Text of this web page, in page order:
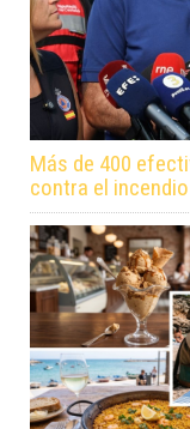
Más de 400
contra el